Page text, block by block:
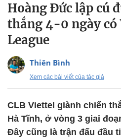
Hoàng Đức lập cú
thắng 4-0 ngày có
League
Thiên Bình
Xem các bài viết của tác giả
CLB Viettel giành chiến
Hà Tĩnh, ở vòng 3 giai
Đây cũng là trận đấu đầu